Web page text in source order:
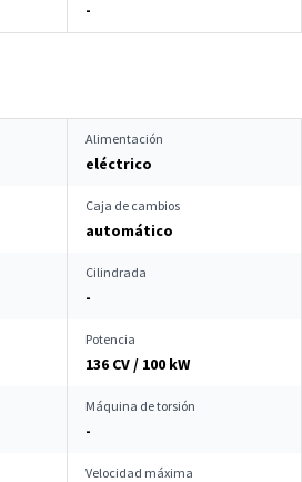
-
Alimentación
eléctrico
Caja de cambios
automático
Cilindrada
-
Potencia
136 CV / 100 kW
Máquina de torsión
-
Velocidad máxima